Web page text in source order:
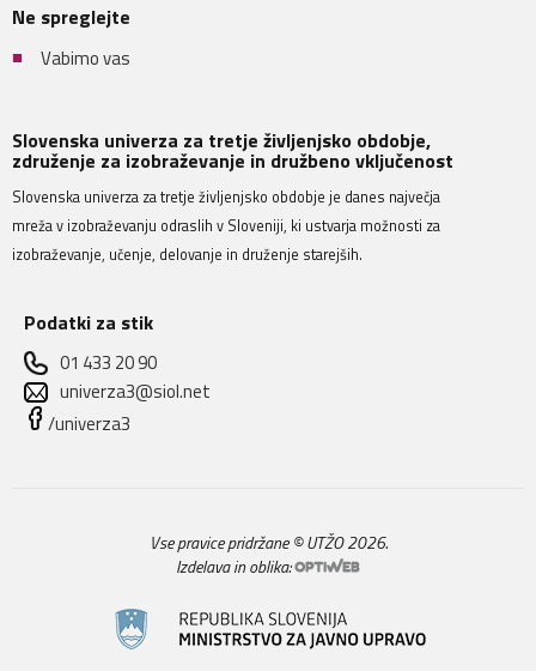
Ne spreglejte
Vabimo vas
Slovenska univerza za tretje življenjsko obdobje,
združenje za izobraževanje in družbeno vključenost
Slovenska univerza za tretje življenjsko obdobje je danes največja
mreža v izobraževanju odraslih v Sloveniji, ki ustvarja možnosti za
izobraževanje, učenje, delovanje in druženje starejših.
Podatki za stik
01 433 20 90
univerza3@siol.net
/univerza3
Vse pravice pridržane © UTŽO 2026.
Izdelava in oblika: